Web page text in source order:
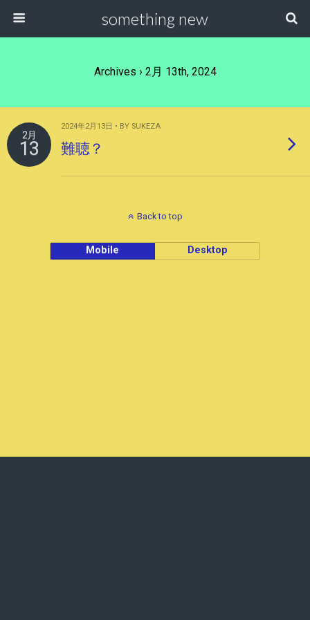
something new
Archives › 2月 13th, 2024
2月
13
2024年2月13日 • BY SUKEZA
難聴？
Back to top
Mobile Desktop